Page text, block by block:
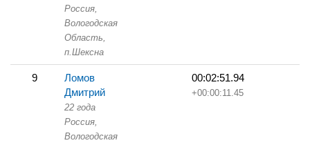
Россия,
Вологодская
Область,
п.Шексна
9
Ломов
Дмитрий
22 года
Россия,
Вологодская
00:02:51.94
+00:00:11.45